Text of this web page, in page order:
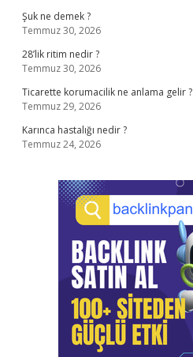
Şuk ne demek ?
Temmuz 30, 2026
28’lik ritim nedir ?
Temmuz 30, 2026
Ticarette korumacilik ne anlama gelir ?
Temmuz 29, 2026
Karınca hastalığı nedir ?
Temmuz 24, 2026